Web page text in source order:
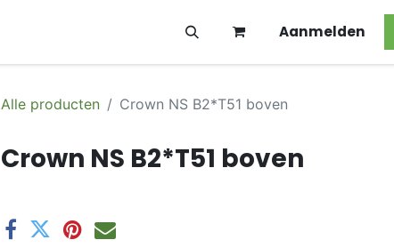
Aanmelden
Alle producten Crown NS B2*T51 boven
Crown NS B2*T51 boven